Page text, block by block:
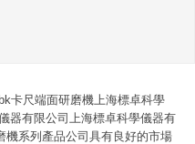
bk卡尺端面研磨機上海標卓科學
器有限公司上海標卓科學儀器有
機系列產品公司具有良好的市場